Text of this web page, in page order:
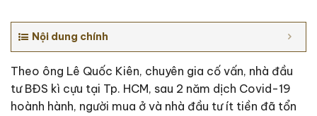
Nội dung chính
Theo ông Lê Quốc Kiên, chuyên gia cố vấn, nhà đầu
tư BĐS kì cựu tại Tp. HCM, sau 2 năm dịch Covid-19
hoành hành, người mua ở và nhà đầu tư ít tiền đã tổn